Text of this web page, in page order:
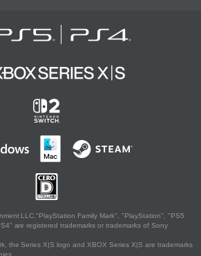
LLC."PlayStation Family Mark", "PlayStation", "PS5
are registered trademarks or trademarks of Sony
the Series X|S logo and XBOX Series X|S are trademarks